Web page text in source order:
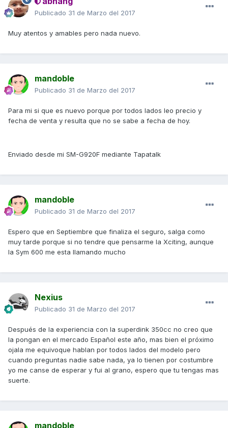
Publicado 31 de Marzo del 2017
Muy atentos y amables pero nada nuevo.
mandoble
Publicado 31 de Marzo del 2017
Para mi si que es nuevo porque por todos lados leo precio y
fecha de venta y resulta que no se sabe a fecha de hoy.
Enviado desde mi SM-G920F mediante Tapatalk
mandoble
Publicado 31 de Marzo del 2017
Espero que en Septiembre que finaliza el seguro, salga como
muy tarde porque si no tendre que pensarme la Xciting, aunque
la Sym 600 me esta llamando mucho
Nexius
Publicado 31 de Marzo del 2017
Después de la experiencia con la superdink 350cc no creo que
la pongan en el mercado Español este año, mas bien el próximo
ojala me equivoque hablan por todos lados del modelo pero
cuando preguntas nadie sabe nada, ya lo tienen por costumbre
yo me canse de esperar y fui al grano, espero que tu tengas mas
suerte.
mandoble